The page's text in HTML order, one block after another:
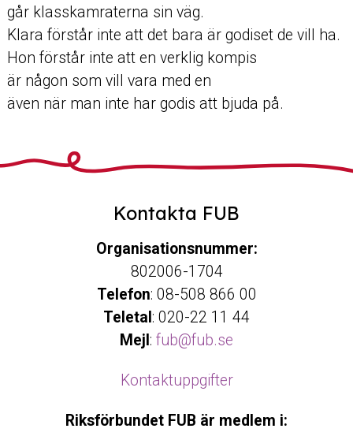
går klasskamraterna sin väg.
Klara förstår inte att det bara är godiset de vill ha.
Hon förstår inte att en verklig kompis
är någon som vill vara med en
även när man inte har godis att bjuda på.
Kontakta FUB
Organisationsnummer:
802006-1704
Telefon: 08-508 866 00
Teletal : 020-22 11 44
Mejl : fub@fub.se
Kontaktuppgifter
Riksförbundet FUB är medlem i: